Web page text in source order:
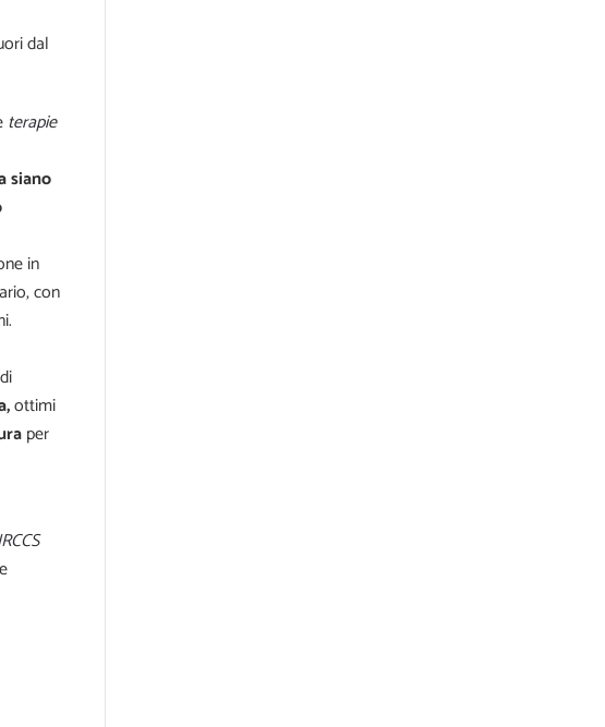
dal
terapie
siano
in
con
ottimi
per